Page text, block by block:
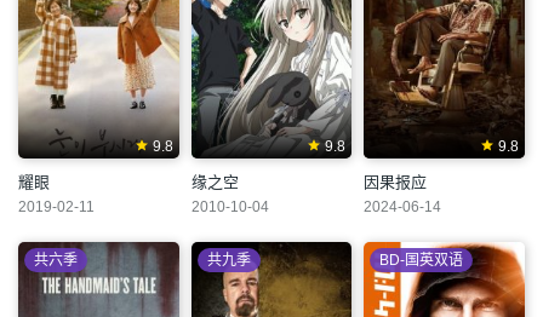
9.8
耀眼
2019-02-11
9.8
缘之空
2010-10-04
9.8
因果报应
2024-06-14
共六季 共九季 BD-国英双语